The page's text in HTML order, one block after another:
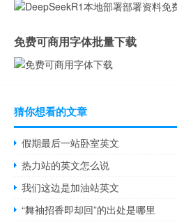
免费可商用字体批量下载
猜你想看的文章
假期最后一站卧室英文
热力站的英文怎么说
我们这边是加油站英文
“舞袖招香即却回”的出处是哪里